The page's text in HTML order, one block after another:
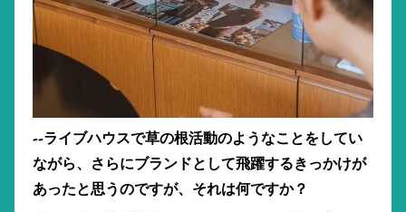
--ライブハウスで草の根活動のようなことをしてい
ながら、さらにブランドとして飛躍するきっかけが
あったと思うのですが、それは何ですか？